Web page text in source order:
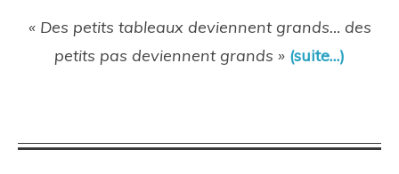
« Des petits tableaux deviennent grands… des
petits pas deviennent grands » (suite…)